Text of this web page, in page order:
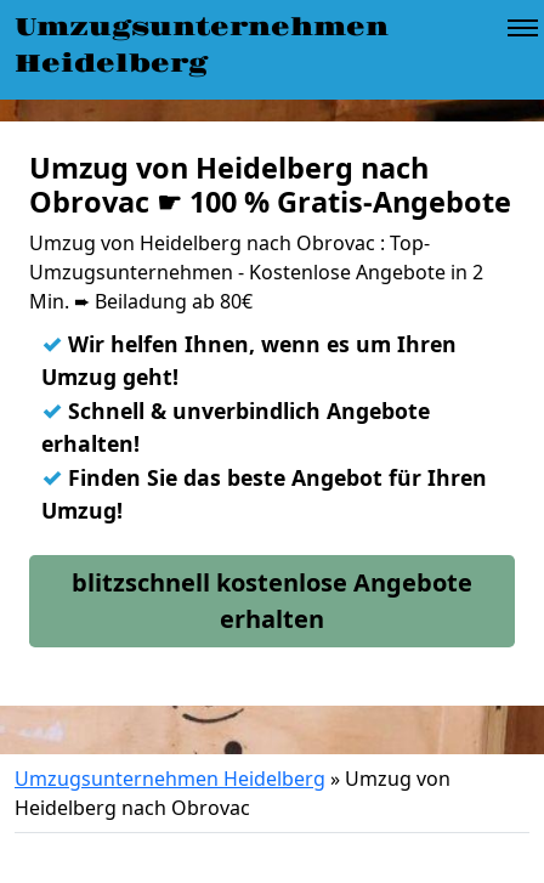
Umzugsunternehmen
Heidelberg
Umzug von Heidelberg nach
Obrovac ☛ 100 % Gratis-Angebote
Umzug von Heidelberg nach Obrovac : Top-
Umzugsunternehmen - Kostenlose Angebote in 2
Min. ➨ Beiladung ab 80€
✓ Wir helfen Ihnen, wenn es um Ihren
Umzug geht!
✓ Schnell & unverbindlich Angebote
erhalten!
✓ Finden Sie das beste Angebot für Ihren
Umzug!
blitzschnell kostenlose Angebote
erhalten
Umzugsunternehmen Heidelberg » Umzug von
Heidelberg nach Obrovac